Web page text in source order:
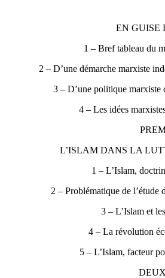
EN GUISE
1 – Bref tableau du
2 – D’une démarche marxiste
3 – D’une politique marxiste
4 – Les idées
L’ISLAM DANS LA
1 – L’Islam,
2 – Problématique de l’étude
3 – L’Islam et
4 – La révolution
5 – L’Islam, facteur